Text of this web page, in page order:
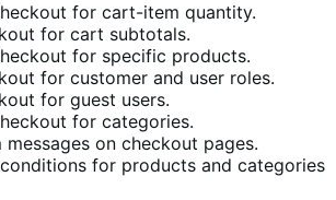
for cart-item quantity.
for cart subtotals.
for specific products.
for customer and user roles.
for guest users.
for categories.
messages on checkout pages.
for products and categories